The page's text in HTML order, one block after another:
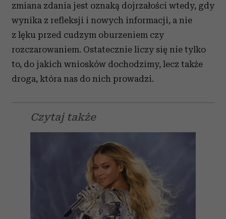
zmiana zdania jest oznaką dojrzałości wtedy, gdy
wynika z refleksji i nowych informacji, a nie
z lęku przed cudzym oburzeniem czy
rozczarowaniem. Ostatecznie liczy się nie tylko
to, do jakich wniosków dochodzimy, lecz także
droga, która nas do nich prowadzi.
Czytaj także